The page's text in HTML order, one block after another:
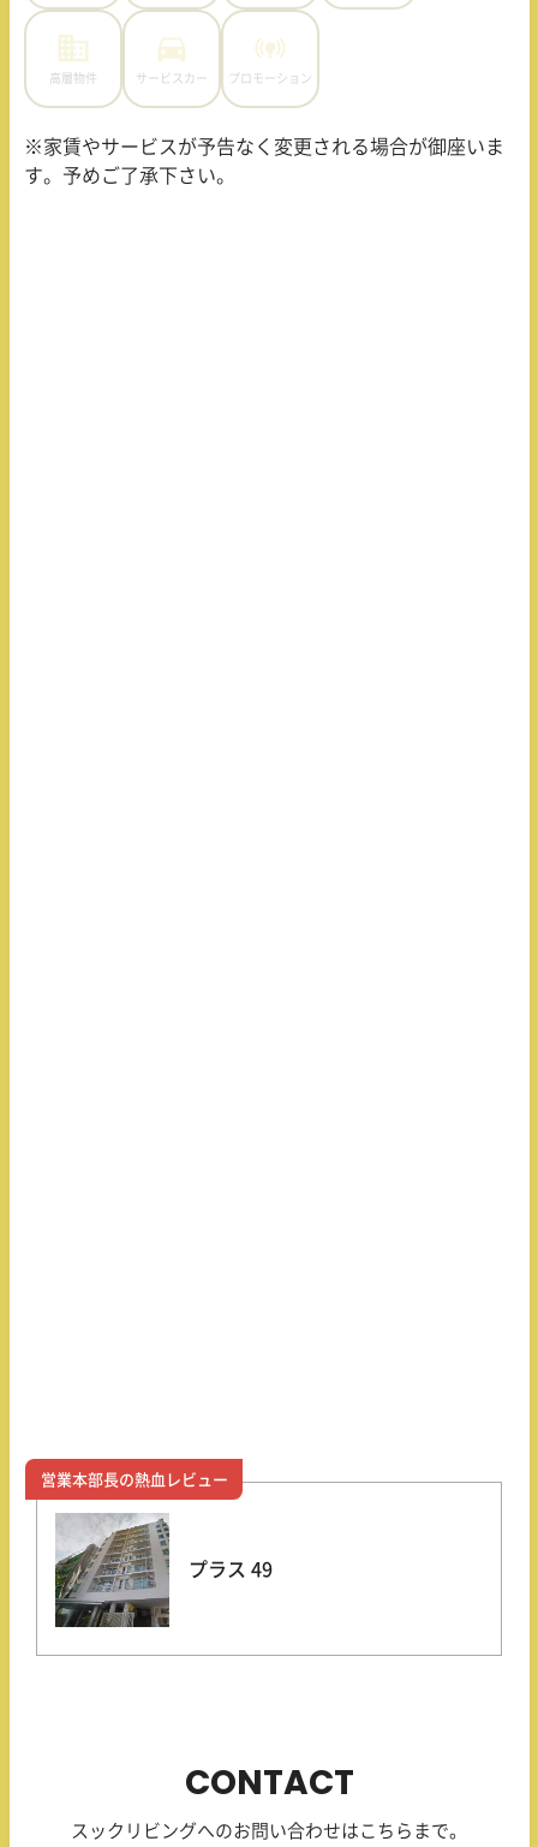
高層物件 サービスカー プロモーション
※家賃やサービスが予告なく変更される場合が御座いま
す。予めご了承下さい。
営業本部長の熱血レビュー
プラス 49
CONTACT
スックリビングへのお問い合わせはこちらまで。